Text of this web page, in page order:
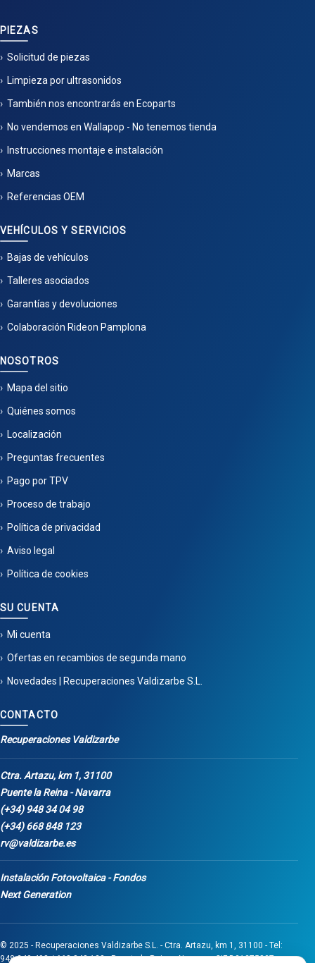
PIEZAS
Solicitud de piezas
Limpieza por ultrasonidos
También nos encontrarás en Ecoparts
No vendemos en Wallapop - No tenemos tienda
Instrucciones montaje e instalación
Marcas
Referencias OEM
VEHÍCULOS Y SERVICIOS
Bajas de vehículos
Talleres asociados
Garantías y devoluciones
Colaboración Rideon Pamplona
NOSOTROS
Mapa del sitio
Quiénes somos
Localización
Preguntas frecuentes
Pago por TPV
Proceso de trabajo
Política de privacidad
Aviso legal
Política de cookies
SU CUENTA
Mi cuenta
Ofertas en recambios de segunda mano
Novedades | Recuperaciones Valdizarbe S.L.
CONTACTO
Recuperaciones Valdizarbe
Ctra. Artazu, km 1, 31100
Puente la Reina - Navarra
(+34) 948 34 04 98
(+34) 668 848 123
rv@valdizarbe.es
Instalación Fotovoltaica - Fondos
Next Generation
© 2025 - Recuperaciones Valdizarbe S.L. - Ctra. Artazu, km 1, 31100 - Tel:
948 340 498 / 668 848 123 - Puente la Reina - Navarra - CIF B31275837.